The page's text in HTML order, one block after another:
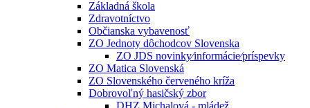
Základná škola
Zdravotníctvo
Občianska vybavenosť
ZO Jednoty dôchodcov Slovenska
ZO JDS novinky⁄informácie⁄príspevky
ZO Matica Slovenská
ZO Slovenského červeného kríža
Dobrovoľný hasičský zbor
DHZ Michalová - mládež